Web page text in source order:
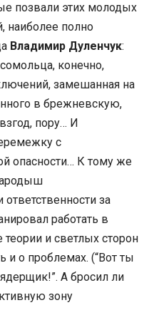
позвали этих молодых
наиболее полно
Владимир Дуленчук:
конечно,
замешанная на
в брежневскую,
пору… И
с
опасности… К тому же
за
работать в
и светлых сторон
и о проблемах. (“Вот ты
А бросил ли
зону